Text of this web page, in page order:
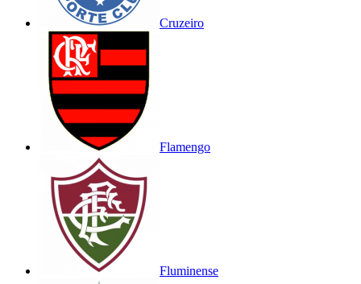
Cruzeiro
Flamengo
Fluminense